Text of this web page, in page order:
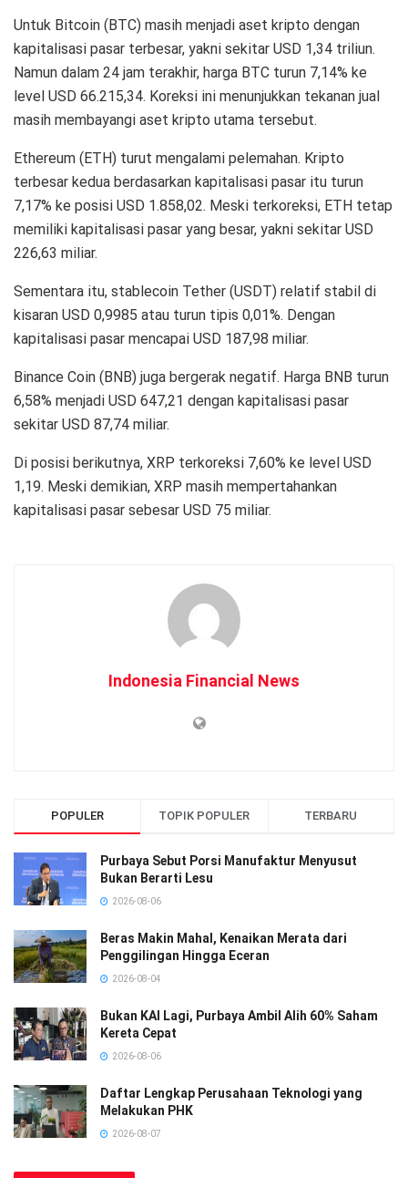
Untuk Bitcoin (BTC) masih menjadi aset kripto dengan
kapitalisasi pasar terbesar, yakni sekitar USD 1,34 triliun.
Namun dalam 24 jam terakhir, harga BTC turun 7,14% ke
level USD 66.215,34. Koreksi ini menunjukkan tekanan jual
masih membayangi aset kripto utama tersebut.
Ethereum (ETH) turut mengalami pelemahan. Kripto
terbesar kedua berdasarkan kapitalisasi pasar itu turun
7,17% ke posisi USD 1.858,02. Meski terkoreksi, ETH tetap
memiliki kapitalisasi pasar yang besar, yakni sekitar USD
226,63 miliar.
Sementara itu, stablecoin Tether (USDT) relatif stabil di
kisaran USD 0,9985 atau turun tipis 0,01%. Dengan
kapitalisasi pasar mencapai USD 187,98 miliar.
Binance Coin (BNB) juga bergerak negatif. Harga BNB turun
6,58% menjadi USD 647,21 dengan kapitalisasi pasar
sekitar USD 87,74 miliar.
Di posisi berikutnya, XRP terkoreksi 7,60% ke level USD
1,19. Meski demikian, XRP masih mempertahankan
kapitalisasi pasar sebesar USD 75 miliar.
Indonesia Financial News
POPULER TOPIK POPULER TERBARU
Purbaya Sebut Porsi Manufaktur Menyusut
Bukan Berarti Lesu
2026-08-06
Beras Makin Mahal, Kenaikan Merata dari
Penggilingan Hingga Eceran
2026-08-04
Bukan KAI Lagi, Purbaya Ambil Alih 60% Saham
Kereta Cepat
2026-08-06
Daftar Lengkap Perusahaan Teknologi yang
Melakukan PHK
2026-08-07